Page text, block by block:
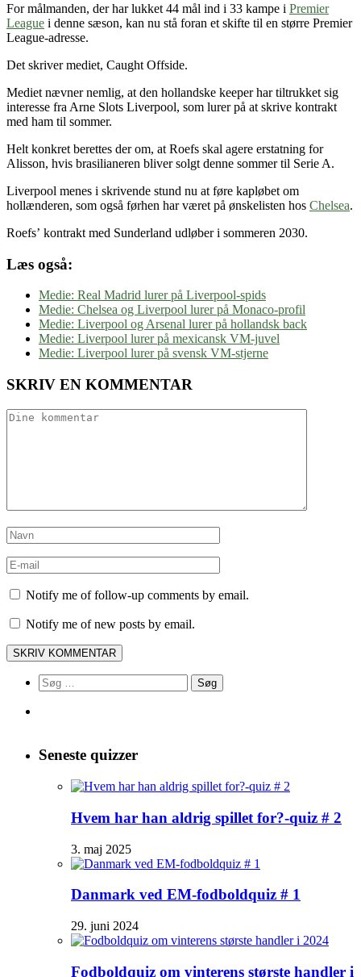
For målmanden, der har lukket 44 mål ind i 33 kampe i Premier
League i denne sæson, kan nu stå foran et skifte til en større Premier
League-adresse.
Det skriver mediet, Caught Offside.
Mediet nævner nemlig, at den hollandske keeper har tiltrukket sig
interesse fra Arne Slots Liverpool, som lurer på at skrive kontrakt
med ham til sommer.
Helt konkret berettes der om, at Roefs skal agere erstatning for
Alisson, hvis brasilianeren bliver solgt denne sommer til Serie A.
Liverpool menes i skrivende stund nu at føre kapløbet om
hollænderen, som også førhen har været på ønskelisten hos Chelsea.
Roefs’ kontrakt med Sunderland udløber i sommeren 2030.
Læs også:
Medie: Real Madrid lurer på Liverpool-spids
Medie: Chelsea og Liverpool lurer på Monaco-profil
Medie: Liverpool og Arsenal lurer på hollandsk back
Medie: Liverpool lurer på mexicansk VM-juvel
Medie: Liverpool lurer på svensk VM-stjerne
SKRIV EN KOMMENTAR
Notify me of follow-up comments by email.
Notify me of new posts by email.
Søg
efter:
Seneste quizzer
Hvem har han aldrig spillet for?-quiz # 2
3. maj 2025
Danmark ved EM-fodboldquiz # 1
29. juni 2024
Fodboldquiz om vinterens største handler i